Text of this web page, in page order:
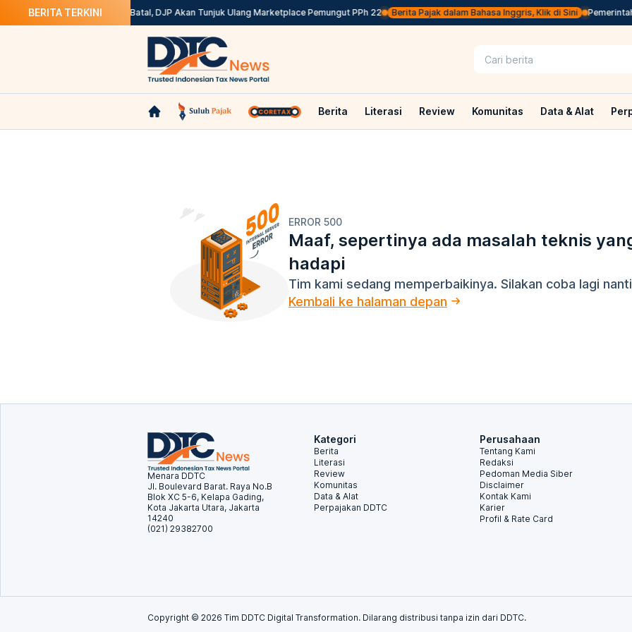
BERITA TERKINI
Ini Solusinya Kepdirjen Batal, DJP Akan Tunjuk Ulang Marketplace Pemungut PPh 22 Berita Pajak dalam Bahasa Inggris, Klik di Sini Pemerintah
Berita Literasi Review Komunitas Data & Alat
ERROR 500
Maaf, sepertinya ada masalah teknis
hadapi
Tim kami sedang memperbaikinya. Silakan coba lagi
Kembali ke halaman depan
Menara DDTC
Jl. Boulevard Barat. Raya No.B
Blok XC 5-6, Kelapa Gading,
Kota Jakarta Utara, Jakarta
14240
(021) 29382700
Kategori
Berita
Literasi
Review
Komunitas
Data & Alat
Perpajakan DDTC
Perusahaan
Tentang Kami
Redaksi
Pedoman Media Siber
Disclaimer
Kontak Kami
Karier
Profil & Rate Card
Copyright © 2026 Tim DDTC Digital Transformation. Dilarang distribusi tanpa izin dari DDTC.